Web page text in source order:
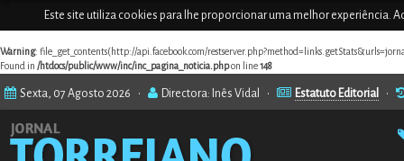
Este site utiliza cookies para lhe proporcionar uma melhor experiência.
Warning: file_get_contents(http://api.facebook.com/
Found in /htdocs/public/www/inc/inc_pagina_noticia.phpon line148
Sexta, 07 Agosto 2026 • Directora: Inês Vidal • Estatuto Editorial •